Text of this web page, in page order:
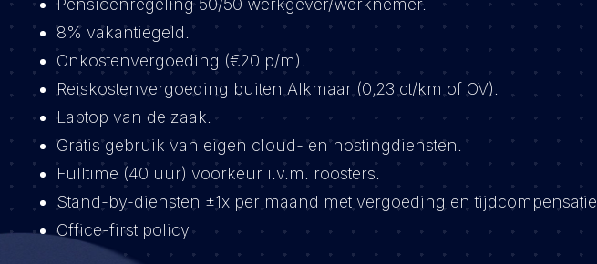
Pensioenregeling 50/50 werkgever/werknemer.
8% vakantiegeld.
Onkostenvergoeding (€20 p/m).
Reiskostenvergoeding buiten Alkmaar (0,23 ct/km of OV).
Laptop van de zaak.
Gratis gebruik van eigen cloud- en hostingdiensten.
Fulltime (40 uur) voorkeur i.v.m. roosters.
Stand-by-diensten ±1x per maand met vergoeding en tijdcompensatie.
Office-first policy